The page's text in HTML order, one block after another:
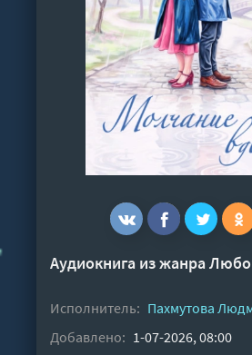
Аудиокнига из жанра
Исполнитель: Пахмутова
Добавлено: 1-07-2026, 08:00